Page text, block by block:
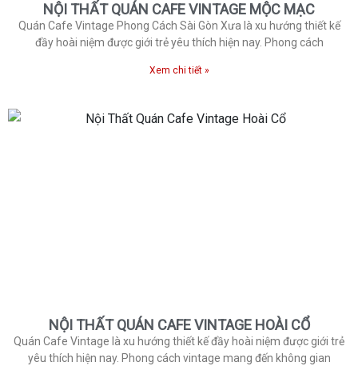
NỘI THẤT QUÁN CAFE VINTAGE MỘC MẠC
Quán Cafe Vintage Phong Cách Sài Gòn Xưa là xu hướng thiết kế
đầy hoài niệm được giới trẻ yêu thích hiện nay. Phong cách
Xem chi tiết »
NỘI THẤT QUÁN CAFE VINTAGE HOÀI CỔ
Quán Cafe Vintage là xu hướng thiết kế đầy hoài niệm được giới trẻ
yêu thích hiện nay. Phong cách vintage mang đến không gian